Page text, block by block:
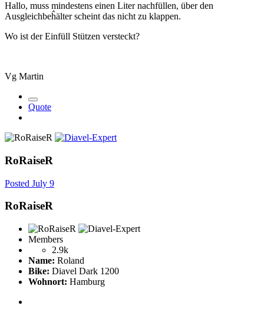
Hallo, muss mindestens einen Liter nachfüllen, über den
Ausgleichbeĥälter scheint das nicht zu klappen.
Wo ist der Einfüll Stützen versteckt?
Vg Martin
Quote
RoRaiseR
Posted July 9
RoRaiseR
Members
2.9k
Name: Roland
Bike: Diavel Dark 1200
Wohnort: Hamburg